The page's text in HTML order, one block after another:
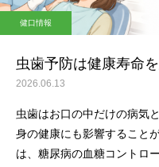
健口情報
虫歯予防は健康寿命
2026.06.13
虫歯はお口の中だけの病気
身の健康にも影響すること
は、糖尿病の血糖コントロ